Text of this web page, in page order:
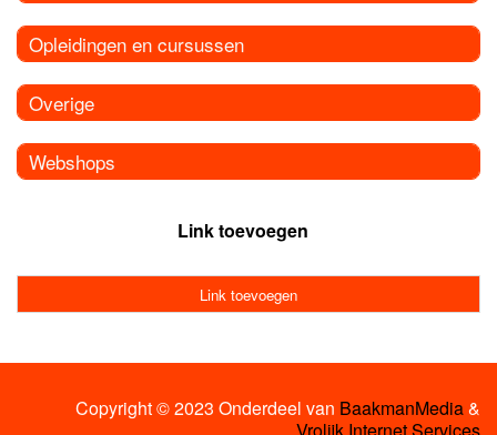
Opleidingen en cursussen
Overige
Webshops
Link toevoegen
Link toevoegen
Copyright © 2023 Onderdeel van BaakmanMedia&